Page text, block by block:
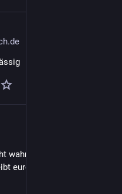
wahr sein. Liebe Grüne in
eure MDLs an und